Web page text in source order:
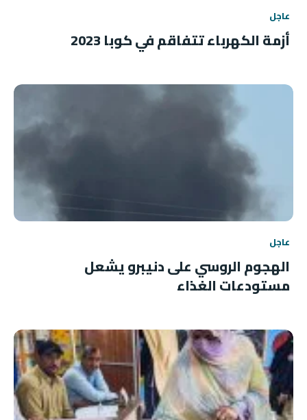
عاجل
أزمة الكهرباء تتفاقم في كوبا 2023
عاجل
الهجوم الروسي على دنيبرو يشعل
مستودعات الغذاء